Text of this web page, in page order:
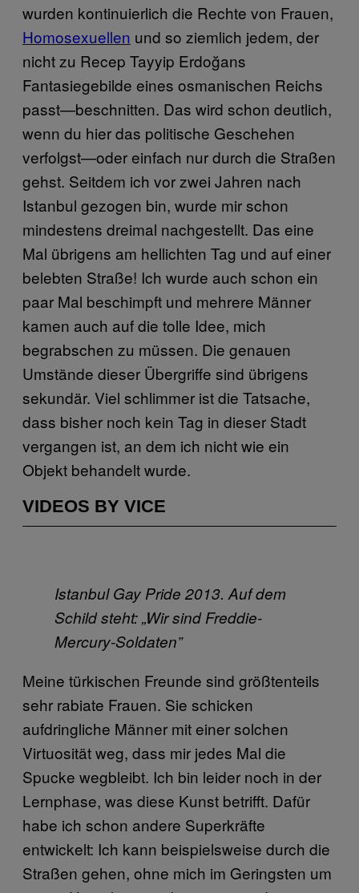
wurden kontinuierlich die Rechte von Frauen,
Homosexuellen und so ziemlich jedem, der
nicht zu Recep Tayyip Erdoğans
Fantasiegebilde eines osmanischen Reichs
passt—beschnitten. Das wird schon deutlich,
wenn du hier das politische Geschehen
verfolgst—oder einfach nur durch die Straßen
gehst. Seitdem ich vor zwei Jahren nach
Istanbul gezogen bin, wurde mir schon
mindestens dreimal nachgestellt. Das eine
Mal übrigens am hellichten Tag und auf einer
belebten Straße! Ich wurde auch schon ein
paar Mal beschimpft und mehrere Männer
kamen auch auf die tolle Idee, mich
begrabschen zu müssen. Die genauen
Umstände dieser Übergriffe sind übrigens
sekundär. Viel schlimmer ist die Tatsache,
dass bisher noch kein Tag in dieser Stadt
vergangen ist, an dem ich nicht wie ein
Objekt behandelt wurde.
VIDEOS BY VICE
Istanbul Gay Pride 2013. Auf dem
Schild steht: „Wir sind Freddie-
Mercury-Soldaten”
Meine türkischen Freunde sind größtenteils
sehr rabiate Frauen. Sie schicken
aufdringliche Männer mit einer solchen
Virtuosität weg, dass mir jedes Mal die
Spucke wegbleibt. Ich bin leider noch in der
Lernphase, was diese Kunst betrifft. Dafür
habe ich schon andere Superkräfte
entwickelt: Ich kann beispielsweise durch die
Straßen gehen, ohne mich im Geringsten um